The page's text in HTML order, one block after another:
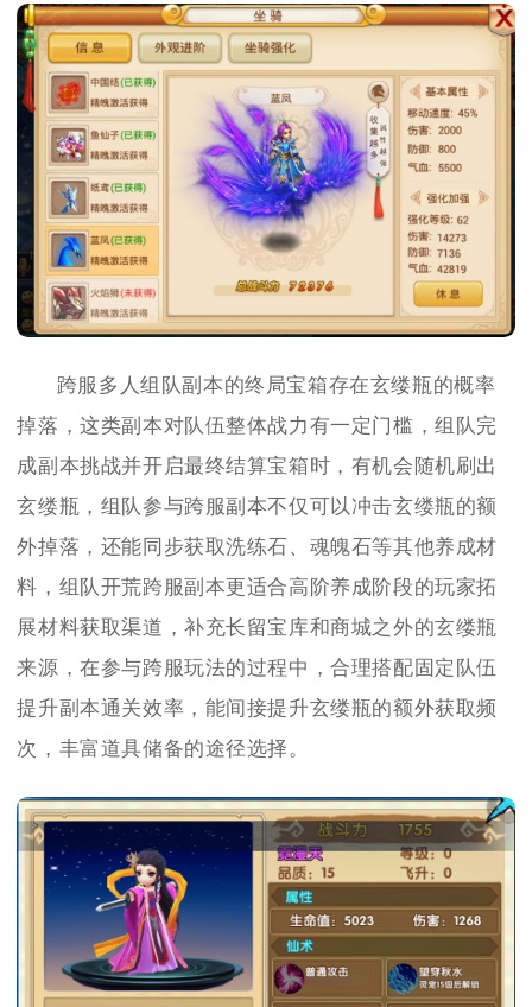
跨服多人组队副本的终局宝箱存在玄缕瓶的概率
掉落，这类副本对队伍整体战力有一定门槛，组队完
成副本挑战并开启最终结算宝箱时，有机会随机刷出
玄缕瓶，组队参与跨服副本不仅可以冲击玄缕瓶的额
外掉落，还能同步获取洗练石、魂魄石等其他养成材
料，组队开荒跨服副本更适合高阶养成阶段的玩家拓
展材料获取渠道，补充长留宝库和商城之外的玄缕瓶
来源，在参与跨服玩法的过程中，合理搭配固定队伍
提升副本通关效率，能间接提升玄缕瓶的额外获取频
次，丰富道具储备的途径选择。